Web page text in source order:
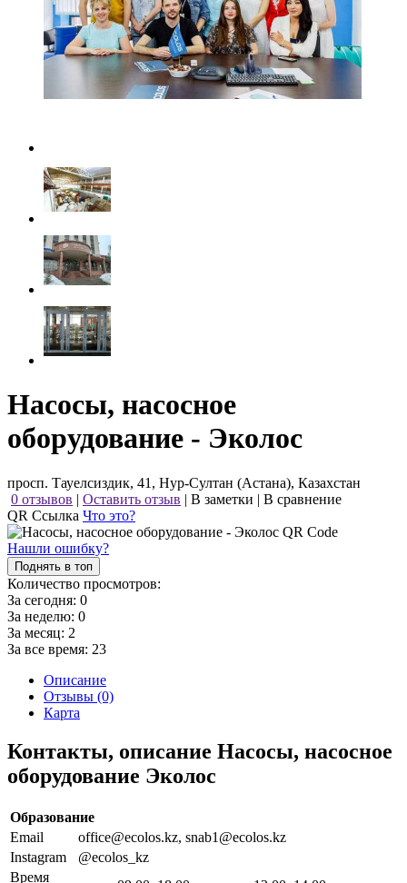
Насосы, насосное
оборудование - Эколос
просп. Тауелсиздик, 41, Нур-Султан (Астана), Казахстан
0 отзывов | Оставить отзыв | В заметки | В сравнение
QR Ссылка Что это?
Нашли ошибку?
Поднять в топ
Количество просмотров:
За сегодня: 0
За неделю: 0
За месяц: 2
За все время: 23
Описание
Отзывы (0)
Карта
Контакты, описание Насосы, насосное
оборудование Эколос
Образование
Email
office@ecolos.kz, snab1@ecolos.kz
Instagram
@ecolos_kz
Время